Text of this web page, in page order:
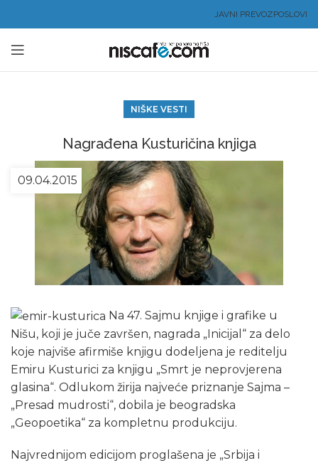
JAVNI PREVOZPOSLOVI
NIŠKE VESTI
Nagrađena Kusturičina knjiga
09.04.2015
Na 47. Sajmu knjige i grafike u
Nišu, koji je juče završen, nagrada „Inicijal“ za delo
koje najviše afirmiše knjigu dodeljena je reditelju
Emiru Kusturici za knjigu „Smrt je neprovjerena
glasina“. Odlukom žirija najveće priznanje Sajma –
„Presad mudrosti“, dobila je beogradska
„Geopoetika“ za kompletnu produkciju.
Najvrednijom edicijom proglašena je „Srbija i